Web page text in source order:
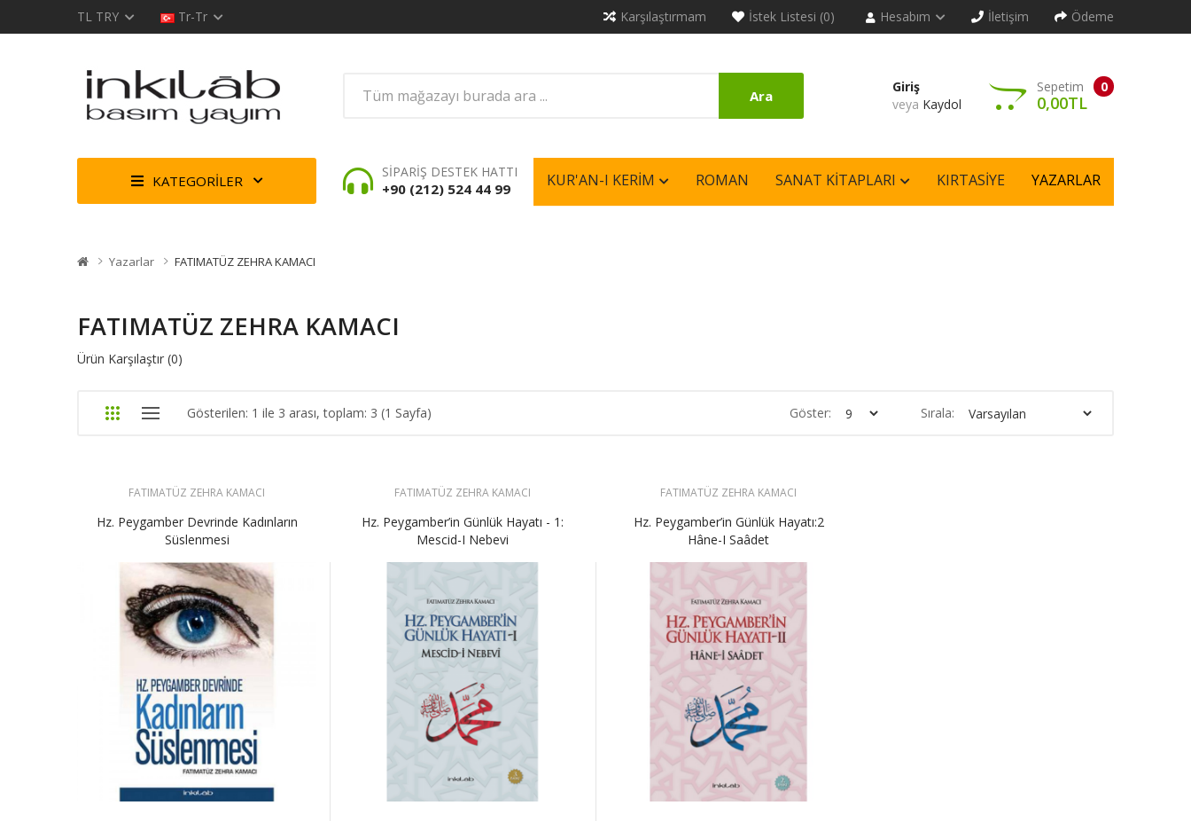
TL TRY Tr-Tr Karşılaştırmam İstek Listesi (0) Hesabım İletişim Ödeme
Giriş
veya Kaydol
0
Sepetim
0,00TL
Ara
KATEGORİLER
SİPARİŞ DESTEK HATTI
+90 (212) 524 44 99 KUR'AN-I KERIM ROMAN SANAT KITAPLARI KIRTASIYE YAZARLAR
Yazarlar FATIMATÜZ ZEHRA KAMACI
FATIMATÜZ ZEHRA KAMACI
Ürün Karşılaştır (0)
Gösterilen: 1 ile 3 arası, toplam: 3 (1 Sayfa) Sırala:
Göster:
FATIMATÜZ ZEHRA KAMACI
Hz. Peygamber Devrinde Kadınların
Süslenmesi
FATIMATÜZ ZEHRA KAMACI
Hz. Peygamber’in Günlük Hayatı - 1:
Mescid-I Nebevi
FATIMATÜZ ZEHRA KAMACI
Hz. Peygamber’in Günlük Hayatı:2
Hâne-I Saâdet